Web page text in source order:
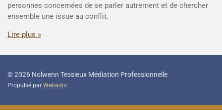
personnes concernées de se parler autrement et de chercher
ensemble une issue au conflit.
Lire plus »
© 2026 Nolwenn Tessieux Médiation Professionnelle
Propulsé par Webador